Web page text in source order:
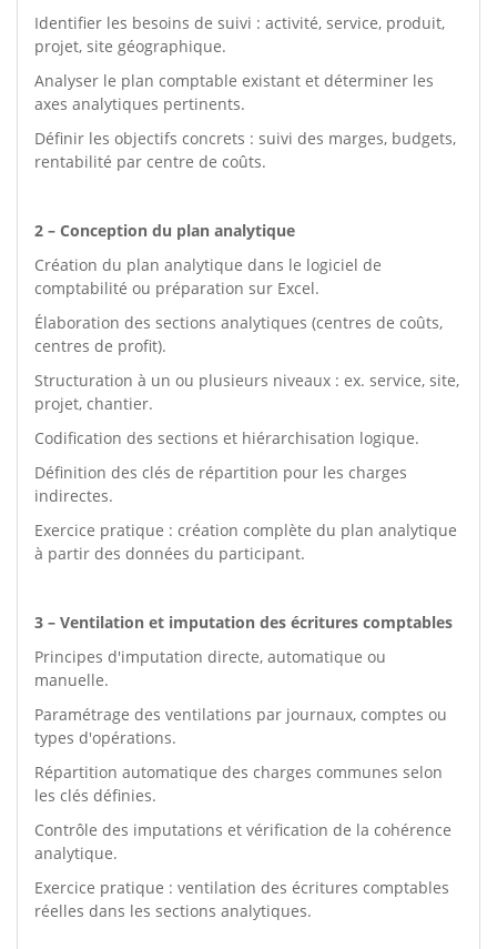
Identifier les besoins de suivi : activité, service, produit,
projet, site géographique.
Analyser le plan comptable existant et déterminer les
axes analytiques pertinents.
Définir les objectifs concrets : suivi des marges, budgets,
rentabilité par centre de coûts.
2 – Conception du plan analytique
Création du plan analytique dans le logiciel de
comptabilité ou préparation sur Excel.
Élaboration des sections analytiques (centres de coûts,
centres de profit).
Structuration à un ou plusieurs niveaux : ex. service, site,
projet, chantier.
Codification des sections et hiérarchisation logique.
Définition des clés de répartition pour les charges
indirectes.
Exercice pratique : création complète du plan analytique
à partir des données du participant.
3 – Ventilation et imputation des écritures comptables
Principes d'imputation directe, automatique ou
manuelle.
Paramétrage des ventilations par journaux, comptes ou
types d'opérations.
Répartition automatique des charges communes selon
les clés définies.
Contrôle des imputations et vérification de la cohérence
analytique.
Exercice pratique : ventilation des écritures comptables
réelles dans les sections analytiques.